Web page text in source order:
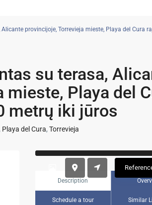
provincijoje, Torrevieja mieste, Playa del Cura
su terasa,
Playa del
metrų iki jūros
Playa del Cura, Torrevieja
Previous
Description
Schedule a tour Similar